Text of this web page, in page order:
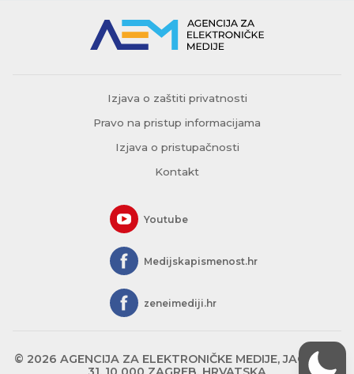
Izjava o zaštiti privatnosti
Pravo na pristup informacijama
Izjava o pristupačnosti
Kontakt
Youtube
Medijskapismenost.hr
zeneimediji.hr
© 2026 AGENCIJA ZA ELEKTRONIČKE MEDIJE, JAGIĆEVA